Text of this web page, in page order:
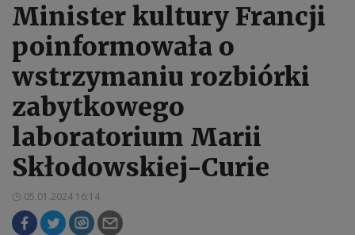
Minister kultury Francji
poinformowała o
wstrzymaniu rozbiórki
zabytkowego
laboratorium Marii
Skłodowskiej-Curie
05.01.2024 16:14